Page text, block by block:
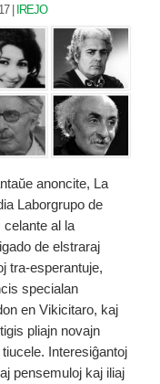
| IREJO
anoncite, La
Laborgrupo de
celante al la
de elstraraj
tra-esperantuje,
specialan
en Vikicitaro, kaj
pliajn novajn
tiucele. Interesiĝantoj
pensemuloj kaj iliaj